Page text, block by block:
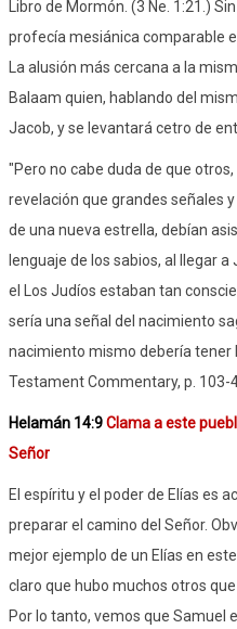
Libro de Mormón. (3 Ne. 1:21.)
profecía mesiánica comparable
La alusión más cercana a la
Balaam quien, hablando del
Jacob, y se levantará cetro de
"Pero no cabe duda de que
revelación que grandes señales
de una nueva estrella, debían
lenguaje de los sabios, al llegar
el Los Judíos estaban tan
sería una señal del nacimiento
nacimiento mismo debería tener
Testament Commentary, p. 103-
Helamán 14:9Clama a este
Señor
El espíritu y el poder de Elías es
preparar el camino del Señor.
mejor ejemplo de un Elías en
claro que hubo muchos otros
Por lo tanto, vemos que Samuel